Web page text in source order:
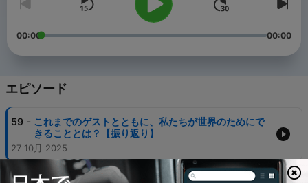
00:00 00:00
エピソード
59 - これまでのゲストとともに、私たちが世界のためにで
きることとは？【振り返り】
27 10月 2025
58 -
世界全体が循環型・持続可能・再生型になるためのシ